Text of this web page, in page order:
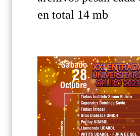
en total 14 mb